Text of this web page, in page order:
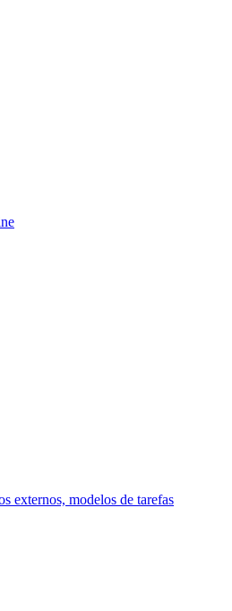
externos, modelos de tarefas